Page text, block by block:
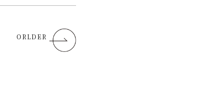
ORLDER